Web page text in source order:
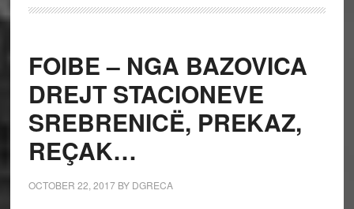
FOIBE – NGA BAZOVICA
DREJT STACIONEVE
SREBRENICË, PREKAZ,
REÇAK…
OCTOBER 22, 2017BY DGRECA